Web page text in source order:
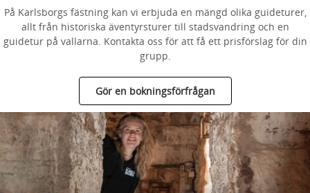
På Karlsborgs fästning kan vi erbjuda en mängd olika guideturer,
allt från historiska äventyrsturer till stadsvandring och en
guidetur på vallarna. Kontakta oss för att få ett prisförslag för din
grupp.
Gör en bokningsförfrågan